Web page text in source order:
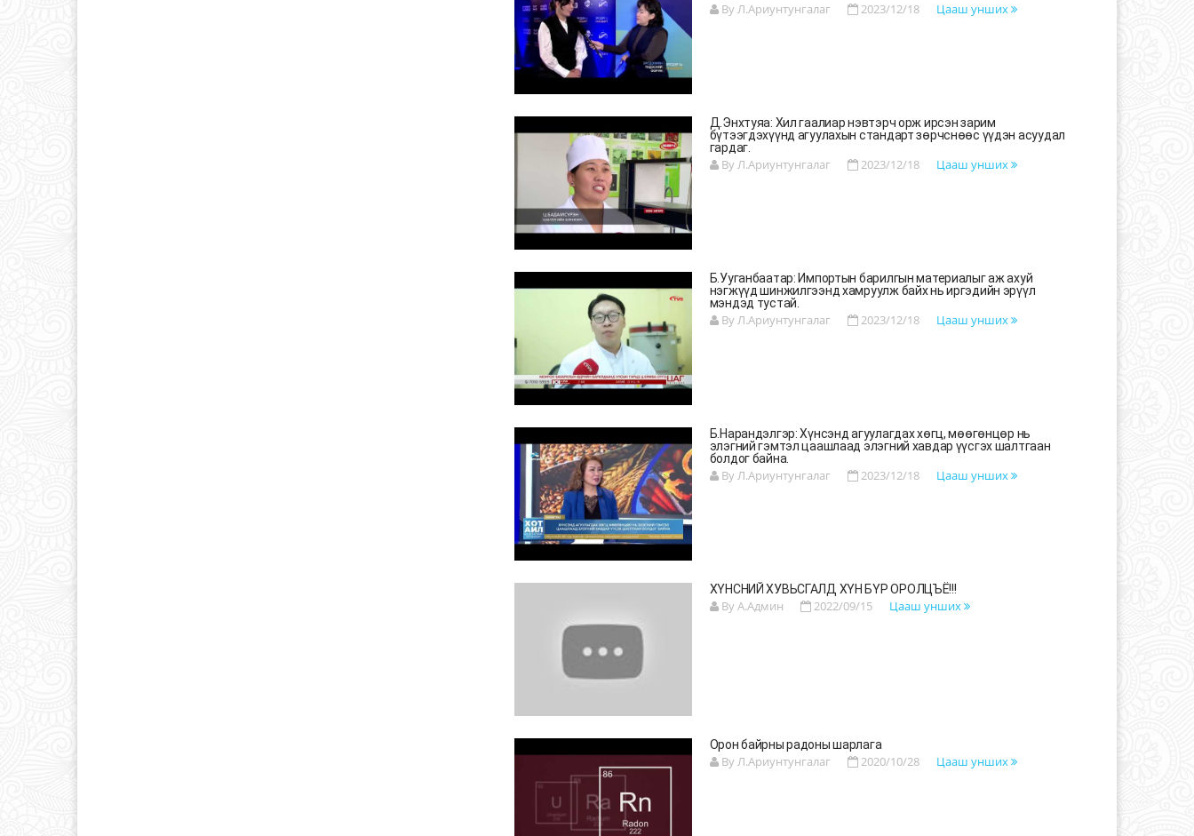
By Л.Ариунтунгалаг 2023/12/18 Цааш унших
Д.Энхтуяа: Хил гаалиар нэвтэрч орж ирсэн зарим
бүтээгдэхүүнд агуулахын стандарт зөрчснөөс үүдэн асуудал
гардаг.
By Л.Ариунтунгалаг 2023/12/18 Цааш унших
Б.Ууганбаатар: Импортын барилгын материалыг аж ахуй
нэгжүүд шинжилгээнд хамруулж байх нь иргэдийн эрүүл
мэндэд тустай.
By Л.Ариунтунгалаг 2023/12/18 Цааш унших
Б.Нарандэлгэр: Хүнсэнд агуулагдах хөгц, мөөгөнцөр нь
элэгний гэмтэл цаашлаад элэгний хавдар үүсгэх шалтгаан
болдог байна.
By Л.Ариунтунгалаг 2023/12/18 Цааш унших
ХҮНСНИЙ ХУВЬСГАЛД ХҮН БҮР ОРОЛЦЪЁ!!!
By А.Админ 2022/09/15 Цааш унших
Орон байрны радоны шарлага
By Л.Ариунтунгалаг 2020/10/28 Цааш унших